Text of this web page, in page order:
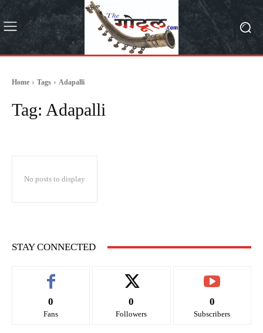
Home Tags Adapalli
Tag: Adapalli
No posts to display
STAY CONNECTED
0
Fans
0
Followers
0
Subscribers